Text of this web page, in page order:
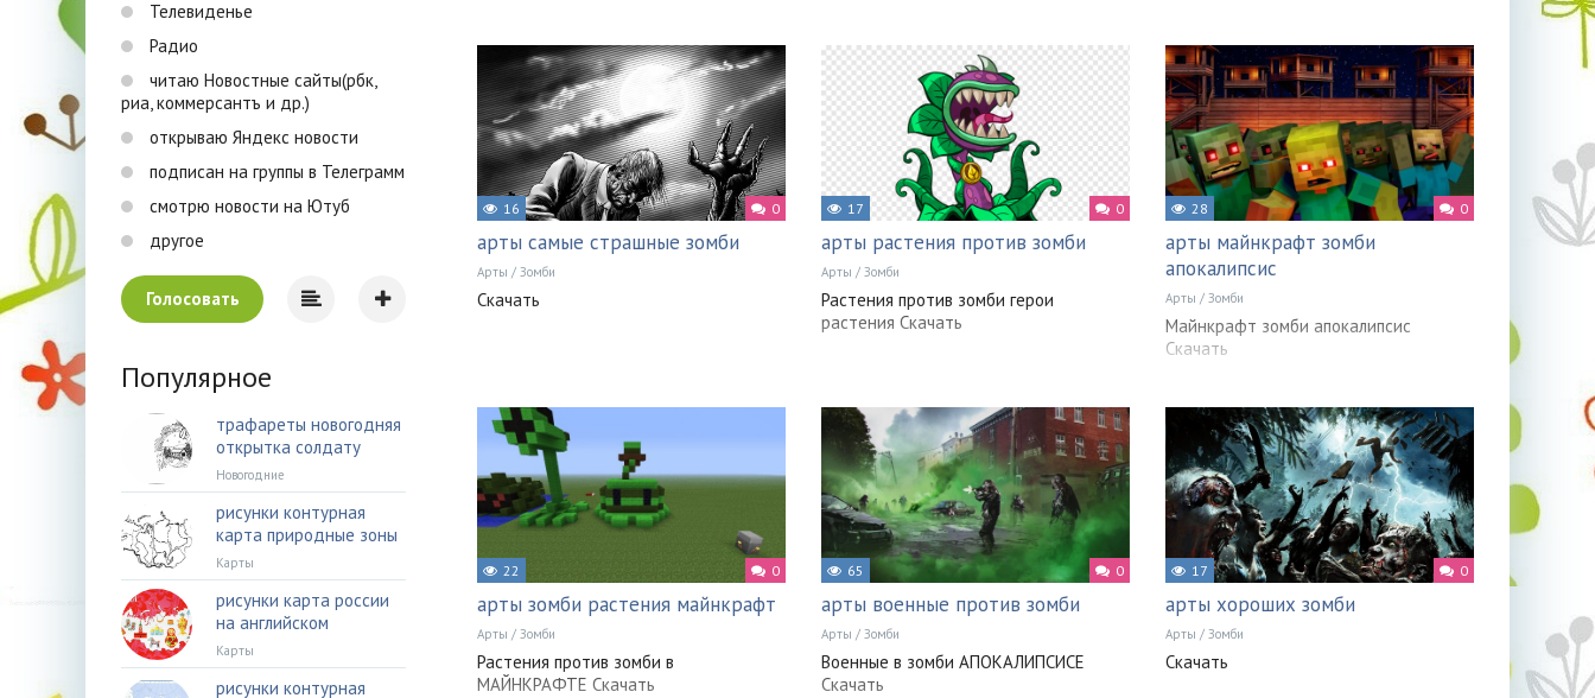
16 0
арты самые страшные зомби
Арты / Зомби
Скачать
17 0
арты растения против зомби
Арты / Зомби
Растения против зомби герои
растения Скачать
28 0
арты майнкрафт зомби
апокалипсис
Арты / Зомби
Майнкрафт зомби апокалипсис
Скачать
22 0
арты зомби растения майнкрафт
Арты / Зомби
Растения против зомби в
МАЙНКРАФТЕ Скачать
65 0
арты военные против зомби
Арты / Зомби
Военные в зомби АПОКАЛИПСИСЕ
Скачать
17 0
арты хороших зомби
Арты / Зомби
Скачать
Телевиденье
Радио
читаю Новостные сайты(рбк,
риа, коммерсантъ и др.)
открываю Яндекс новости
подписан на группы в Телеграмм
смотрю новости на Ютуб
другое
Голосовать
Популярное
трафареты новогодняя
открытка солдату
Новогодние
рисунки контурная
карта природные зоны
Карты
рисунки карта россии
на английском
Карты
рисунки контурная